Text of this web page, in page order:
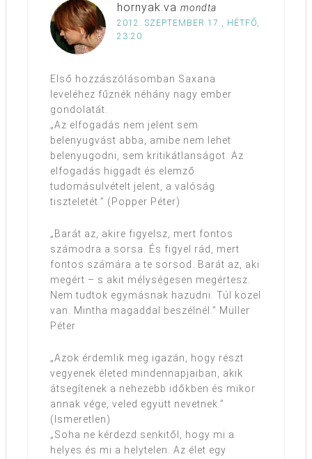
hornyak.va mondta
2012. SZEPTEMBER 17., HÉTFŐ,
23:20
Első hozzászólásomban Saxana
leveléhez fűznék néhány nagy ember
gondolatát.
„Az elfogadás nem jelent sem
belenyugvást abba, amibe nem lehet
belenyugodni, sem kritikátlanságot. Az
elfogadás higgadt és elemző
tudomásulvételt jelent, a valóság
tiszteletét.” (Popper Péter)
„Barát az, akire figyelsz, mert fontos
számodra a sorsa. És figyel rád, mert
fontos számára a te sorsod. Barát az, aki
megért – s akit mélységesen megértesz.
Nem tudtok egymásnak hazudni. Túl közel
van. Mintha magaddal beszélnél.” Müller
Péter
„Azok érdemlik meg igazán, hogy részt
vegyenek életed mindennapjaiban, akik
átsegítenek a nehezebb időkben és mikor
annak vége, veled együtt nevetnek.”
(Ismeretlen)
„Soha ne kérdezd senkitől, hogy mi a
helyes és mi a helytelen. Az élet egy